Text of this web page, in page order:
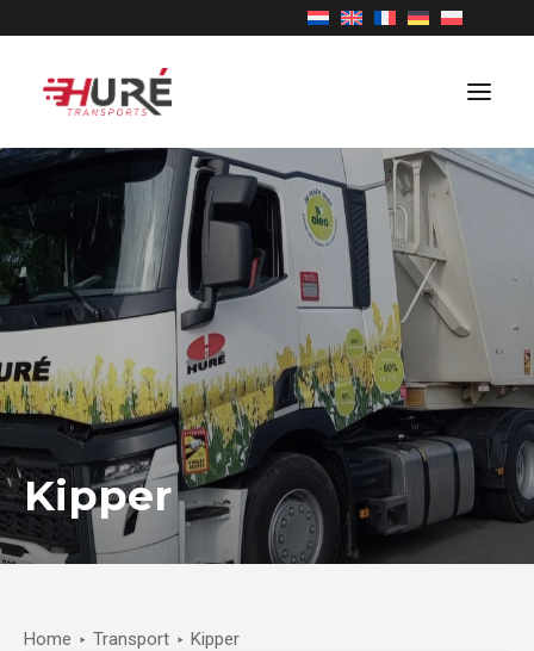
TRANSPORT
OVER ONS
VACATURES
CONTACT
Kipper
Home Transport Kipper